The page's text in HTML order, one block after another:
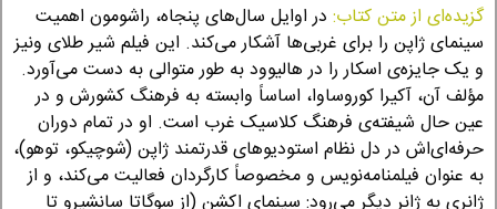
گزیده‌ای از متن کتاب: در اوایل سال­‌های پنجاه، راشومون اهمیت
سینمای ژاپن را برای غربی‌­ها آشکار می‌­کند. این فیلم شیر طلای ونیز
و یک جایزه‌­ی اسکار را در هالیوود به ­طور متوالی به دست می‌­آورد.
مؤلف آن، آکیرا کوروساوا، اساساً وابسته به فرهنگ کشورش و در
عین حال شیفته‌­ی فرهنگ کلاسیک غرب است. او در تمام دوران
حرفه­‌ای‌­اش در دل نظام استودیوهای قدرتمند ژاپن (شوچیکو، توهو)،
به­ عنوان فیلمنامه‌­نویس و مخصوصاً کارگردان فعالیت می‌­کند، و از
ژانری به ژانر دیگر می‌­رود: سینمای اکشن (از سوگاتا سانشیرو تا